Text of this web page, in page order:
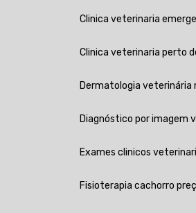
Clinica veterinaria
Clinica veterinaria perto
Dermatologia veterinária
Diagnóstico por imagem
Exames clinicos
Fisioterapia cachorro